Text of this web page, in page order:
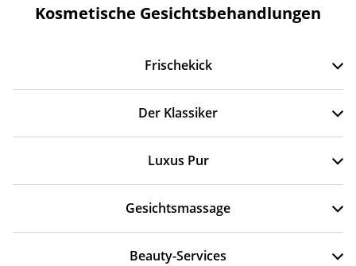
Kosmetische Gesichtsbehandlungen
Frischekick
Der Klassiker
Luxus Pur
Gesichtsmassage
Beauty-Services